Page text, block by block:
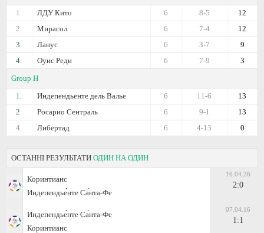
1.
ЛДУ Кито 12
8-5
6
2.
Мирасол 12
7-4
6
3.
Ланус 9
3-7
6
4.
Оуис Реди 3
7-9
6
Group H
1.
Индепендьенте дель Валье 13
11-6
6
2.
Росарио Сентраль 13
9-1
6
4.
Либертад 0
4-13
6
ОСТАННІ РЕЗУЛЬТАТИ ОДИН НА ОДИН
Коринтианс
Индепендье́нте Са́нта-Фе
16.04.26
2:0
Индепендье́нте Са́нта-Фе
Коринтианс
07.04.16
1:1